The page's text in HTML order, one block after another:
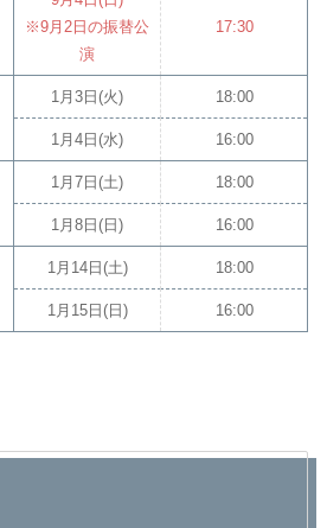
※9月2日の振替公
演
17:30
1月3日(火) 18:00
1月4日(水) 16:00
1月7日(土) 18:00
1月8日(日) 16:00
1月14日(土) 18:00
1月15日(日) 16:00